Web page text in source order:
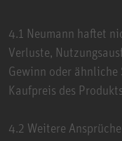
4.1 Neumann haftet
Verluste,
Gewinn oder ähnliche
Kaufpreis des
4.2 Weitere